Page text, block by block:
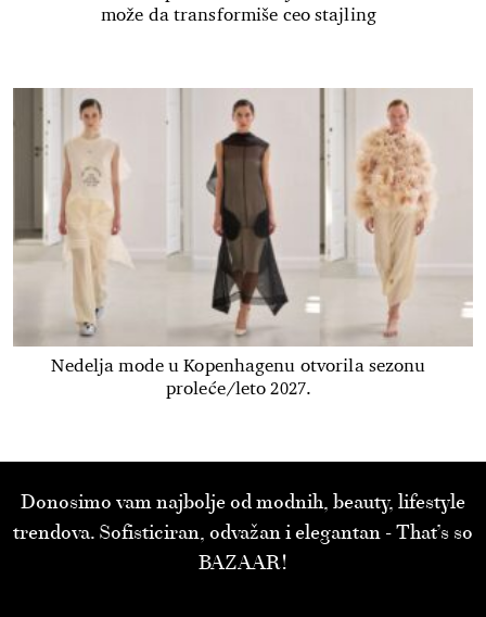
može da transformiše ceo stajling
Nedelja mode u Kopenhagenu otvorila sezonu
proleće/leto 2027.
Donosimo vam najbolje od modnih, beauty, lifestyle
trendova. Sofisticiran, odvažan i elegantan - That’s so
BAZAAR!